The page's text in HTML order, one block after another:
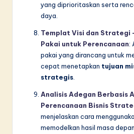
yang diprioritaskan serta
daya.
Templat Visi dan Strategi
Pakai untuk Perencanaan:
pakai yang dirancang untuk
cepat menetapkan tujuan
strategis.
Analisis Adegan Berbasis
Perencanaan Bisnis
menjelaskan cara
memodelkan hasil masa